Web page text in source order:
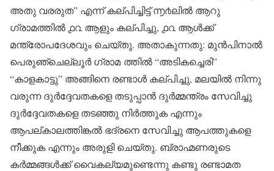
അതു വരരുത” എന്ന് കല്പിച്ചിട്ട് ൬൪ലിൽ ആറു
ഗ്രാമത്തിൽ ൧൨ ആളും കല്പിച്ചു, ൧൨ ആൾക്ക്
മന്ത്രോപദേശവും ചെയ്തു. അതാകുന്നതു: മുൻപിനാൽ
പെരുഞ്ചെല്ലൂർ ഗ്രാമ ത്തിൽ “അടികച്ചെരി”
“കാളകാട്ടു” അങ്ങിനെ രണ്ടാൾ കല്പിച്ചു, മലയിൽ നിന്നു
വരുന്ന ദുർദ്ദേവതകളെ തടുപ്പാൻ ദുർമ്മന്ത്രം സേവിച്ചു
ദുർദ്ദേവതകളെ തടഞ്ഞു നിർത്തുക എന്നും
ആപല്കാലത്തിങ്കൽ ഭദ്രനെ സേവിച്ചു ആപത്തുകളെ
നീക്കുക എന്നും അരുളി ചെയ്തു. ബ്രാഹ്മണരുടെ
കർമ്മങ്ങൾക്ക് വൈകല്യമുണ്ടെന്നു കണ്ടു രണ്ടാമത